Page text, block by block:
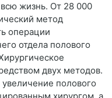
жизнь. От 28 000
метод
операции
отдела полового
двух методов.
полового